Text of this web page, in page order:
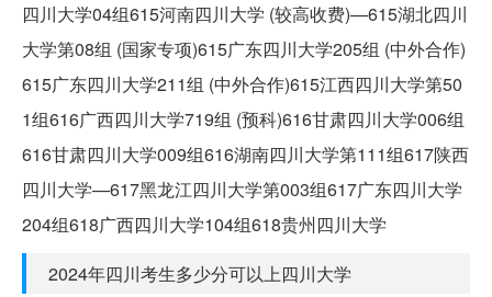
四川大学04组615河南四川大学 (较高收费)—615湖北四川
大学第08组 (国家专项)615广东四川大学205组 (中外合作)
615广东四川大学211组 (中外合作)615江西四川大学第50
1组616广西四川大学719组 (预科)616甘肃四川大学006组
616甘肃四川大学009组616湖南四川大学第111组617陕西
四川大学—617黑龙江四川大学第003组617广东四川大学
204组618广西四川大学104组618贵州四川大学
2024年四川考生多少分可以上四川大学